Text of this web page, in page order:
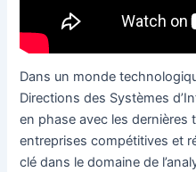
Dans un monde
Directions des Systèmes
en phase avec les dernières
entreprises compétitives et
clé dans le domaine de